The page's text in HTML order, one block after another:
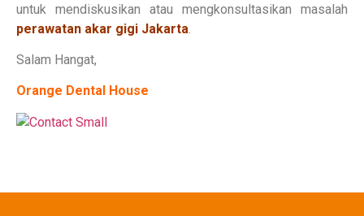
untuk mendiskusikan atau mengkonsultasikan masalah
perawatan akar gigi Jakarta
Salam Hangat,
Orange Dental House